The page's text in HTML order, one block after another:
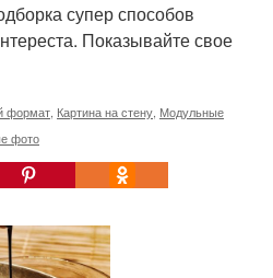
супер способов
Показывайте свое
формат, Картина на стену, Модульные
фото